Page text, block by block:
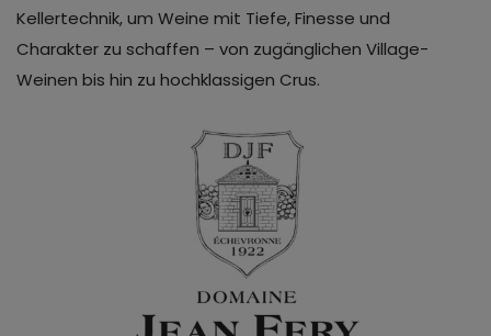
Kellertechnik, um Weine mit Tiefe, Finesse und
Charakter zu schaffen – von zugänglichen Village-
Weinen bis hin zu hochklassigen Crus.